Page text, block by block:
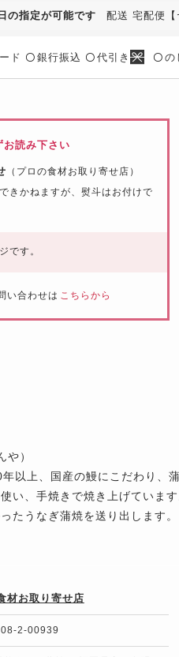
の指定が可能です 配送 宅配便【
ド 〇 銀行振込 〇 代引き 〇 の
お読み下さい
（プロの食材お取り寄せ店）
きかねますが、熨斗はお付けで
です。
い合わせは こちらから
や）
以上、国産の鰻にこだわり、
い、手焼きで焼き上げていま
たうなぎ蒲焼を送り出します。
材お取り寄せ店
2-00939